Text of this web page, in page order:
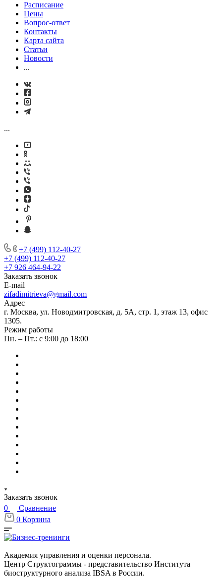
Расписание
Цены
Вопрос-ответ
Контакты
Карта сайта
Статьи
Новости
...
...
+7 (499) 112-40-27
+7 (499) 112-40-27
+7 926 464-94-22
Заказать звонок
E-mail
zifadimitrieva@gmail.com
Адрес
г. Москва, ул. Новодмитровская, д. 5А, стр. 1, этаж 13, офис
1305.
Режим работы
Пн. – Пт.: с 9:00 до 18:00
Заказать звонок
0
Сравнение
0 Корзина
Академия управления и оценки персонала.
Центр Структограммы - представительство Института
биоструктурного анализа IBSA в России.